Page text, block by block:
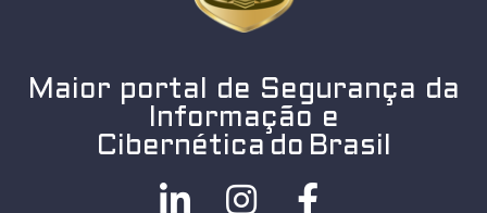
Maior portal de Segurança da
Informação e
Cibernética do Brasil